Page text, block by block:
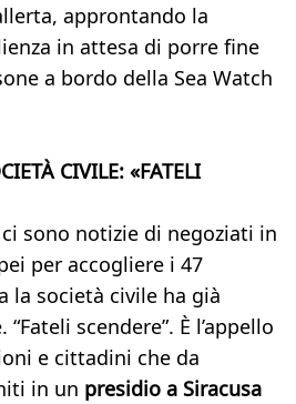
approntando la
in attesa di porre fine
a bordo della Sea Watch
CIVILE: «FATELI
sono notizie di negoziati in
per accogliere i 47
la società civile ha già
scendere”. È l’appello
e cittadini che da
in un presidio a Siracusa